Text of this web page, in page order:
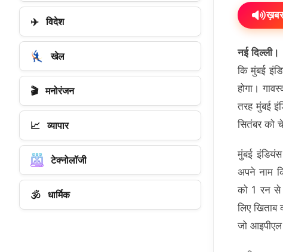
नई दिल्ली।
कि मुंबई
होगा।
तरह मुंबई
सितंबर को
मुंबई
अपने नाम
को 1 रन से
लिए खिताब
जो
✈️ विदेश
खेल
🎬 मनोरंजन
📈 व्यापार
टेक्नोलॉजी
🕉️ धार्मिक